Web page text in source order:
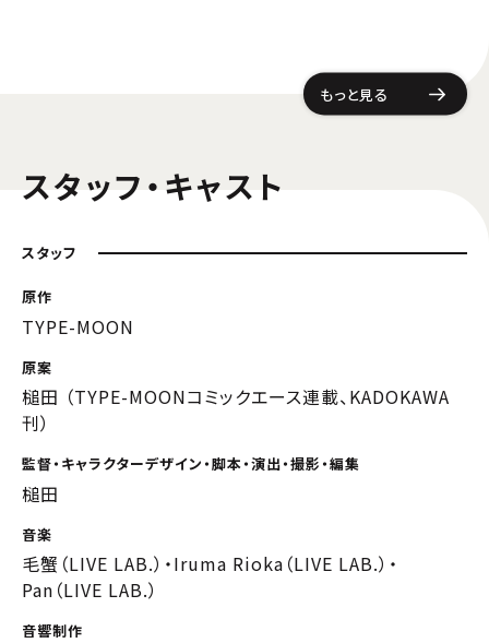
もっと見る
スタッフ・キャスト
スタッフ
原作
TYPE-MOON
原案
槌田 （TYPE-MOONコミックエース連載、KADOKAWA
刊）
監督・キャラクターデザイン・脚本・演出・撮影・編集
槌田
音楽
毛蟹（LIVE LAB.）・Iruma Rioka（LIVE LAB.）・
Pan（LIVE LAB.）
音響制作